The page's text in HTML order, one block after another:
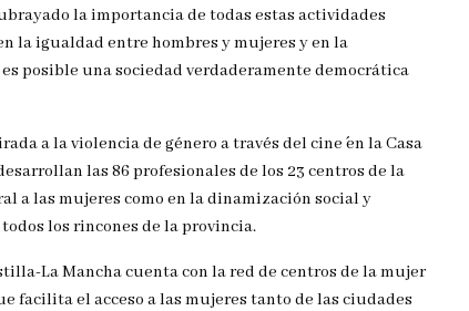
la importancia de todas estas actividades
la igualdad entre hombres y mujeres y en la
posible una sociedad verdaderamente democrática
a la violencia de género a través del cine´ en la Casa
las 86 profesionales de los 23 centros de la
a las mujeres como en la dinamización social y
los rincones de la provincia.
La Mancha cuenta con la red de centros de la mujer
facilita el acceso a las mujeres tanto de las ciudades